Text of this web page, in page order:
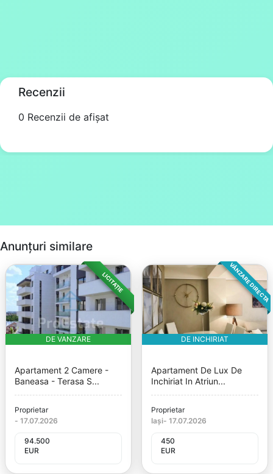
Recenzii
0 Recenzii de afișat
Anunțuri similare
LICITAȚIE
DE VANZARE
Apartament 2 Camere -
Baneasa - Terasa S...
Proprietar
- 17.07.2026
94.500
EUR
VÂNZARE DIRECTA
DE INCHIRIAT
Apartament De Lux De
Inchiriat In Atriun...
Proprietar
Iași- 17.07.2026
450
EUR